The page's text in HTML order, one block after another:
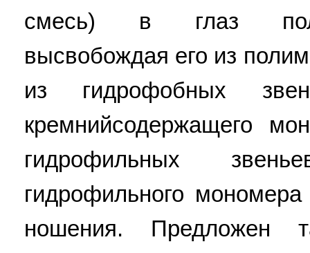
смесь) в глаз
высвобождая его из
из гидрофобных
кремнийсодержащего
гидрофильных
гидрофильного
ношения. Предложен